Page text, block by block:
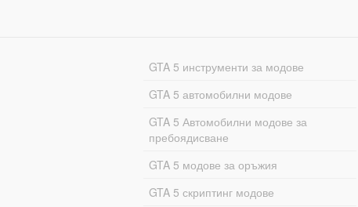
GTA 5 инструменти за модове
GTA 5 автомобилни модове
GTA 5 Автомобилни модове за
пребоядисване
GTA 5 модове за оръжия
GTA 5 скриптинг модове